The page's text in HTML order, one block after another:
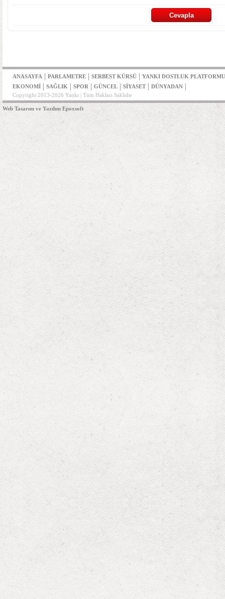
ANASAYFA | PARLAMETRE | SERBEST KÜRSÜ | YANKI DOSTLUK PLATFORMU
EKONOMİ | SAĞLIK | SPOR | GÜNCEL | SİYASET | DÜNYADAN |
Copyright 2013-2026 Yankı | Tüm Hakları Saklıdır
Web Tasarım ve Yazılım Epoxsoft